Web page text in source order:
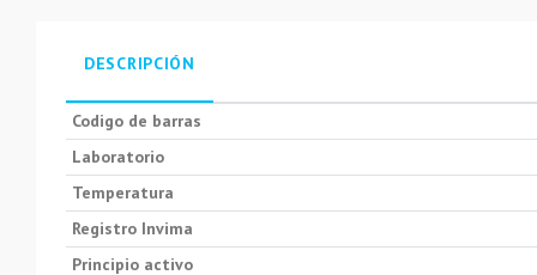
DESCRIPCIÓN
Codigo de barras
Laboratorio
Temperatura
Registro Invima
Principio activo